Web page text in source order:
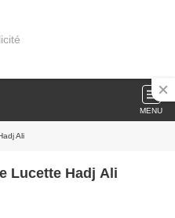
MENU
Ali
Lucette Hadj Ali